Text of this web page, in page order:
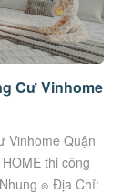
Cư Vinhome
Vinhome Quận
thi công
๏ Địa Chỉ: